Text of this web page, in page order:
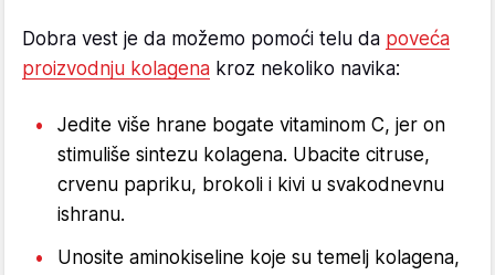
Dobra vest je da možemo pomoći telu da poveća
proizvodnju kolagena kroz nekoliko navika:
Jedite više hrane bogate vitaminom C, jer on
stimuliše sintezu kolagena. Ubacite citruse,
crvenu papriku, brokoli i kivi u svakodnevnu
ishranu.
Unosite aminokiseline koje su temelj kolagena,